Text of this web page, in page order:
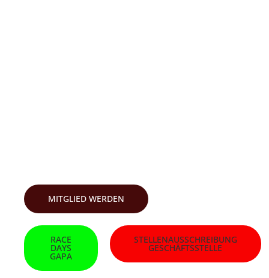
MITGLIED WERDEN
RACE
DAYS
GAPA
STELLENAUSSCHREIBUNG
GESCHÄFTSSTELLE